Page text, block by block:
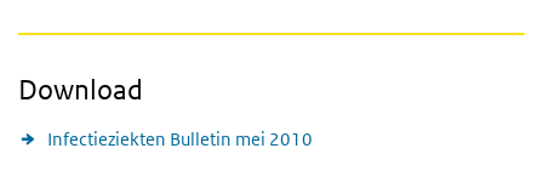
Download
Infectieziekten Bulletin mei 2010